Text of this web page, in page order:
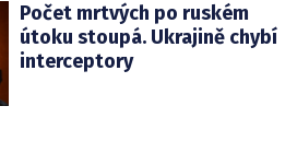
Počet mrtvých po ruském
útoku stoupá. Ukrajině chybí
interceptory